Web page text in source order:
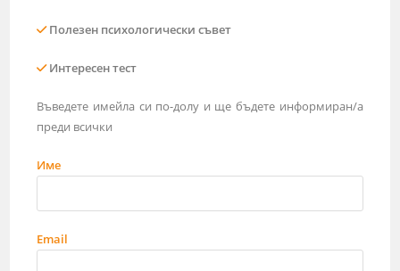
Полезен психологически съвет
Интересен тест
Въведете имейла си по-долу и ще бъдете информиран/а
преди всички
Име
Email